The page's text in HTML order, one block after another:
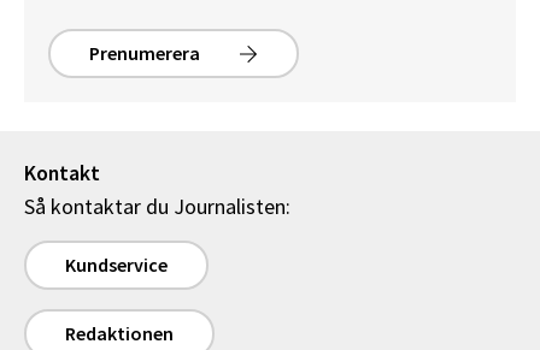
Prenumerera
Kontakt
Så kontaktar du Journalisten:
Kundservice
Redaktionen